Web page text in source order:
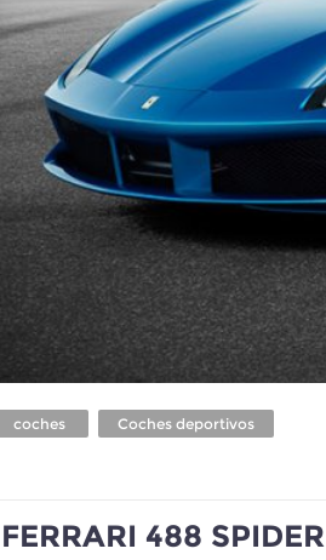
coches Coches deportivos
FERRARI 488